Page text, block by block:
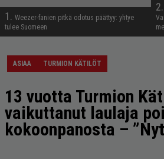
1. Weezer-fanien pitkä odotus päättyy: yhtye
tulee Suomeen
2.
ASIAA TURMION KÄTILÖT
13 vuotta Turmion
vaikuttanut laulaja
kokoonpanosta –